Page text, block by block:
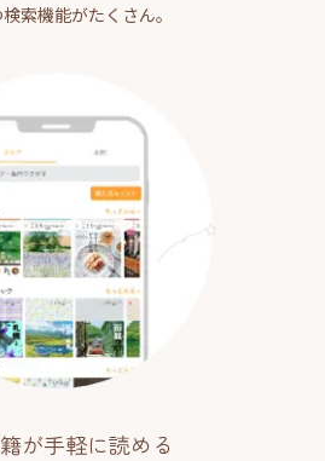
索機能がたくさん。
が手軽に読める